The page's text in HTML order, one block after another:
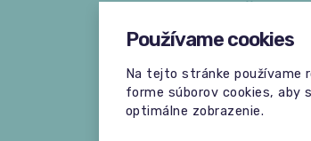
Buďte prvý,
Používame cookies
Na tejto stránke používame
forme súborov cookies, aby
optimálne zobrazenie.